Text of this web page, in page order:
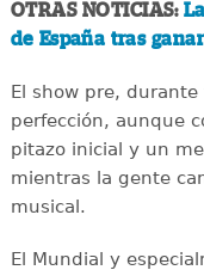
OTRAS NOTICIAS:
de España tras
El show pre,
perfección, aunque
pitazo inicial y un
mientras la gente
musical.
El Mundial y